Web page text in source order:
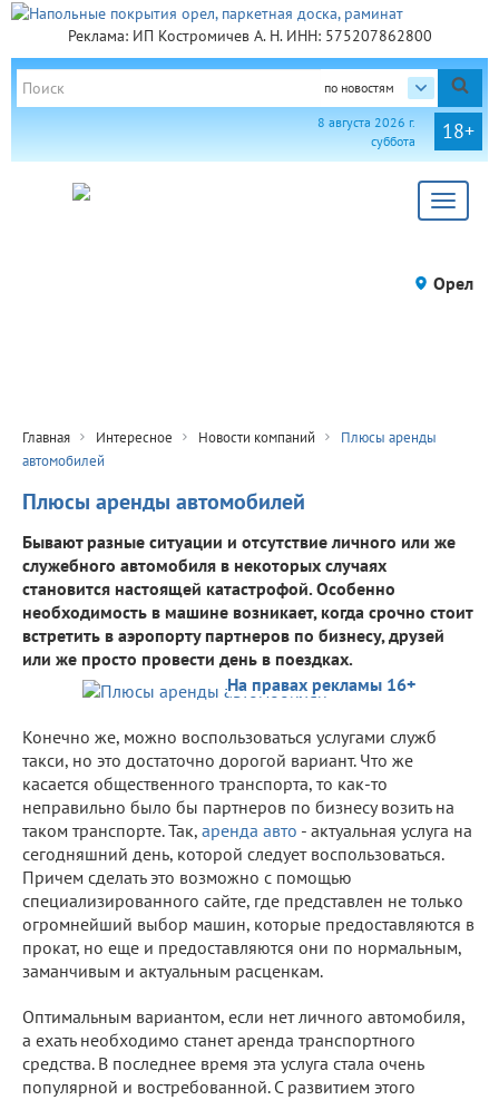
Реклама: ИП Костромичев А. Н. ИНН: 575207862800
по новостям
18+
8 августа 2026 г.
суббота
Toggle
Орел
Главная Интересное Новости компаний
Плюсы аренды
автомобилей
Плюсы аренды автомобилей
Бывают разные ситуации и отсутствие личного или же
служебного автомобиля в некоторых случаях
становится настоящей катастрофой. Особенно
необходимость в машине возникает, когда срочно стоит
встретить в аэропорту партнеров по бизнесу, друзей
или же просто провести день в поездках.
На правах рекламы 16+
Конечно же, можно воспользоваться услугами служб
такси, но это достаточно дорогой вариант. Что же
касается общественного транспорта, то как-то
неправильно было бы партнеров по бизнесу возить на
таком транспорте. Так, аренда авто - актуальная услуга на
сегодняшний день, которой следует воспользоваться.
Причем сделать это возможно с помощью
специализированного сайте, где представлен не только
огромнейший выбор машин, которые предоставляются в
прокат, но еще и предоставляются они по нормальным,
заманчивым и актуальным расценкам.
Оптимальным вариантом, если нет личного автомобиля,
а ехать необходимо станет аренда транспортного
средства. В последнее время эта услуга стала очень
популярной и востребованной. С развитием этого